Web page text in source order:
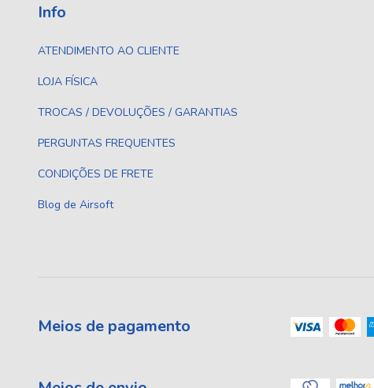
Info
ATENDIMENTO AO CLIENTE
LOJA FÍSICA
TROCAS / DEVOLUÇÕES / GARANTIAS
PERGUNTAS FREQUENTES
CONDIÇÕES DE FRETE
Blog de Airsoft
Meios de pagamento